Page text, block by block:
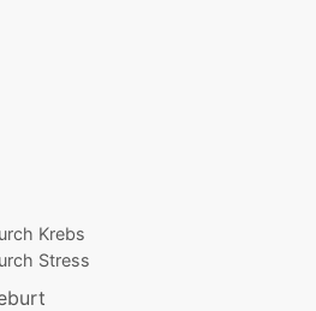
Krebs
Stress